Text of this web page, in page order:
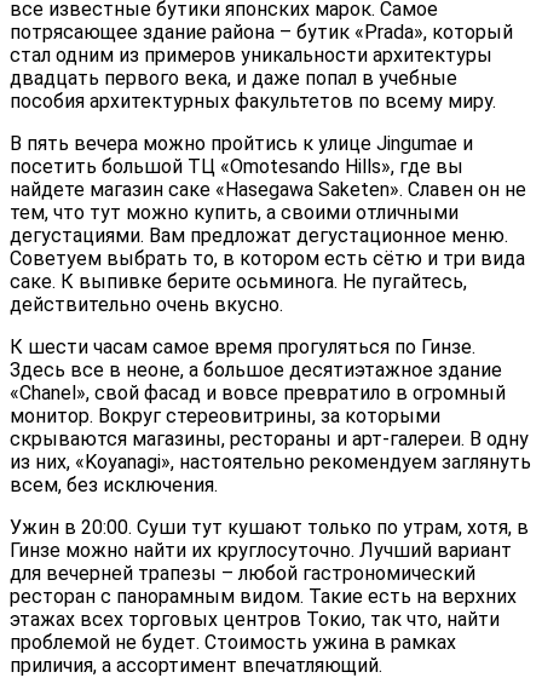
все известные бутики японских марок. Самое
потрясающее здание района – бутик «Prada», который
стал одним из примеров уникальности архитектуры
двадцать первого века, и даже попал в учебные
пособия архитектурных факультетов по всему миру.
В пять вечера можно пройтись к улице Jingumae и
посетить большой ТЦ «Omotesando Hills», где вы
найдете магазин саке «Hasegawa Saketen». Славен он не
тем, что тут можно купить, а своими отличными
дегустациями. Вам предложат дегустационное меню.
Советуем выбрать то, в котором есть сётю и три вида
саке. К выпивке берите осьминога. Не пугайтесь,
действительно очень вкусно.
К шести часам самое время прогуляться по Гинзе.
Здесь все в неоне, а большое десятиэтажное здание
«Chanel», свой фасад и вовсе превратило в огромный
монитор. Вокруг стереовитрины, за которыми
скрываются магазины, рестораны и арт-галереи. В одну
из них, «Koyanagi», настоятельно рекомендуем заглянуть
всем, без исключения.
Ужин в 20:00. Суши тут кушают только по утрам, хотя, в
Гинзе можно найти их круглосуточно. Лучший вариант
для вечерней трапезы – любой гастрономический
ресторан с панорамным видом. Такие есть на верхних
этажах всех торговых центров Токио, так что, найти
проблемой не будет. Стоимость ужина в рамках
приличия, а ассортимент впечатляющий.